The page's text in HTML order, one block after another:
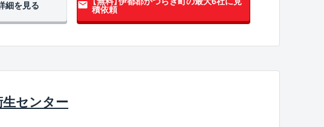
細を見る 積依頼
センター